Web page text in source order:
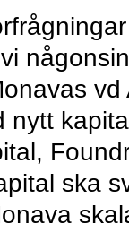
vd
nytt
ska